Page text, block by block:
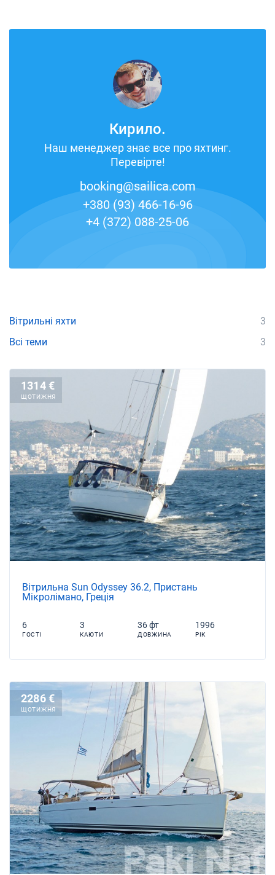
Кирило.
Наш менеджер знає все про яхтинг.
Перевірте!
booking@sailica.com
+380 (93) 466-16-96
+4 (372) 088-25-06
Вітрильні яхти
3
Всі теми
3
1314 €
ЩОТИЖНЯ
Вітрильна Sun Odyssey 36.2, Пристань
Мікролімано, Греція
6
ГОСТІ
3
КАЮТИ
36 фт
ДОВЖИНА
1996
РІК
2286 €
ЩОТИЖНЯ